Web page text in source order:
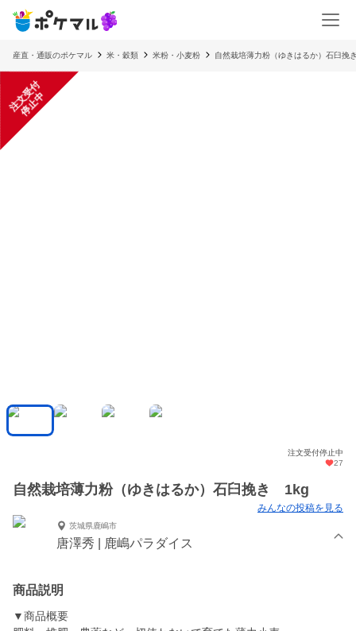
産直・通販のポケマル 米・穀類 米粉・小麦粉 自然栽培薄力粉（ゆきはるか）石臼
注
文
受
付
停
止
中
注文受付停止中
27
自然栽培薄力粉（ゆきはるか）石臼挽き 1kg
みんなの投稿を見る
茨城県鹿嶋市
唐澤秀 | 鹿嶋パラダイス
商品説明
▼商品概要